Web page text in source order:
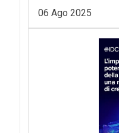
06 Ago 2025